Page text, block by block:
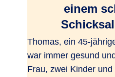
einem
Thomas, ein 45-
war immer gesund
Frau, zwei Kinder